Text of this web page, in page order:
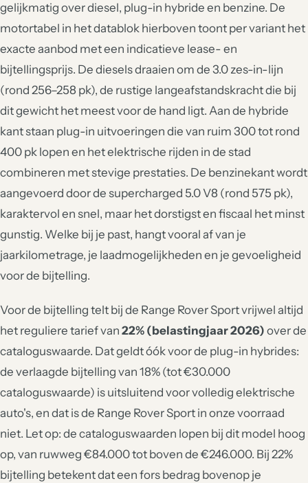
gelijkmatig over diesel, plug-in hybride en benzine. De
motortabel in het datablok hierboven toont per variant het
exacte aanbod met een indicatieve lease- en
bijtellingsprijs. De diesels draaien om de 3.0 zes-in-lijn
(rond 256–258 pk), de rustige langeafstandskracht die bij
dit gewicht het meest voor de hand ligt. Aan de hybride
kant staan plug-in uitvoeringen die van ruim 300 tot rond
400 pk lopen en het elektrische rijden in de stad
combineren met stevige prestaties. De benzinekant wordt
aangevoerd door de supercharged 5.0 V8 (rond 575 pk),
karaktervol en snel, maar het dorstigst en fiscaal het minst
gunstig. Welke bij je past, hangt vooral af van je
jaarkilometrage, je laadmogelijkheden en je gevoeligheid
voor de bijtelling.
Voor de bijtelling telt bij de Range Rover Sport vrijwel altijd
het reguliere tarief van 22% (belastingjaar 2026) over de
cataloguswaarde. Dat geldt óók voor de plug-in hybrides:
de verlaagde bijtelling van 18% (tot €30.000
cataloguswaarde) is uitsluitend voor volledig elektrische
auto's, en dat is de Range Rover Sport in onze voorraad
niet. Let op: de cataloguswaarden lopen bij dit model hoog
op, van ruwweg €84.000 tot boven de €246.000. Bij 22%
bijtelling betekent dat een fors bedrag bovenop je